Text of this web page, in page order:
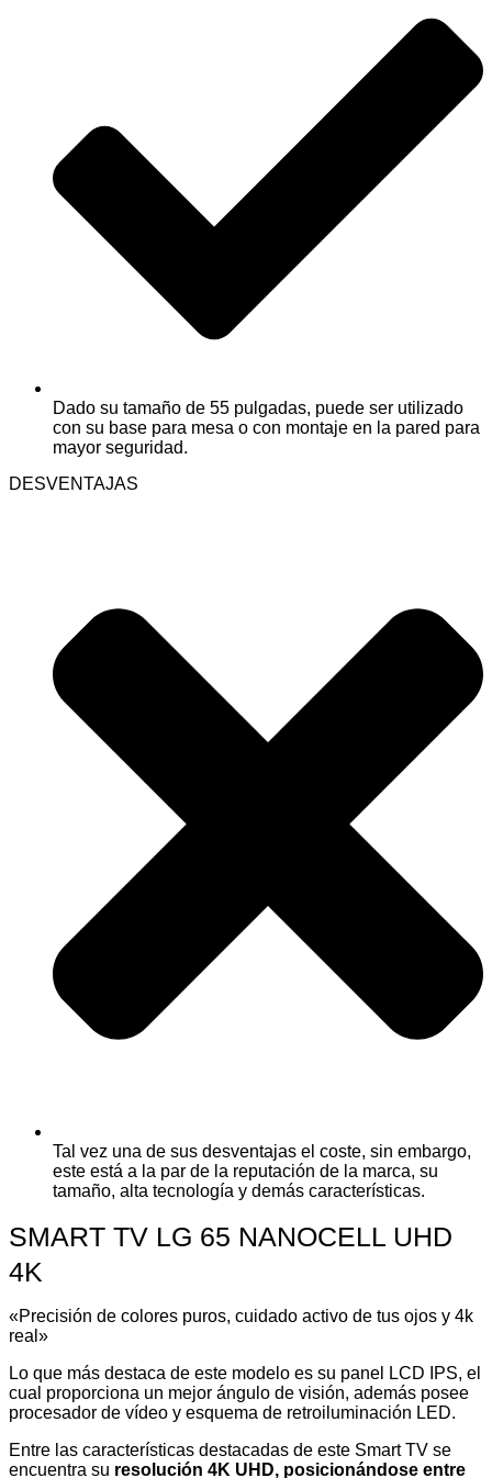
Dado su tamaño de 55 pulgadas, puede ser utilizado
con su base para mesa o con montaje en la pared para
mayor seguridad.
DESVENTAJAS
Tal vez una de sus desventajas el coste, sin embargo,
este está a la par de la reputación de la marca, su
tamaño, alta tecnología y demás características.
SMART TV LG 65 NANOCELL UHD
4K
«Precisión de colores puros, cuidado activo de tus ojos y 4k
real»
Lo que más destaca de este modelo es su panel LCD IPS, el
cual proporciona un mejor ángulo de visión, además posee
procesador de vídeo y esquema de retroiluminación LED.
Entre las características destacadas de este Smart TV se
encuentra su resolución 4K UHD, posicionándose entre